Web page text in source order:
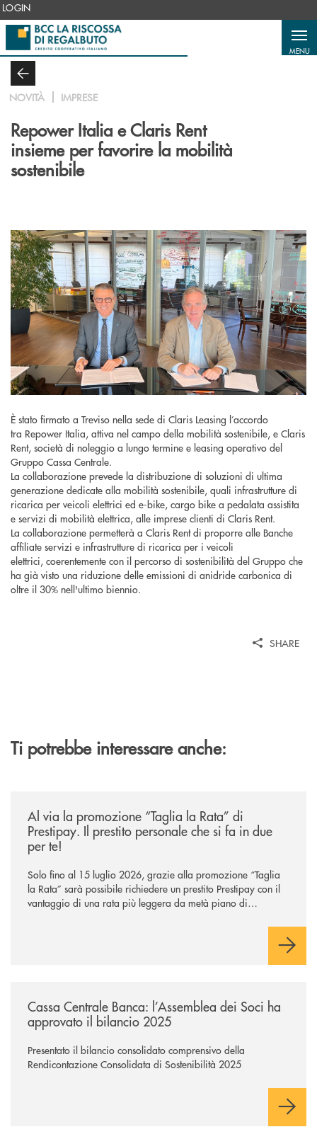
Salta al contenuto principale
LOGIN
MENU
NOVITÀ IMPRESE
Repower Italia e Claris Rent
insieme per favorire la mobilità
sostenibile
È stato firmato a Treviso nella sede di Claris Leasing l’accordo
tra Repower Italia, attiva nel campo della mobilità sostenibile, e Claris
Rent, società di noleggio a lungo termine e leasing operativo del
Gruppo Cassa Centrale.
La collaborazione prevede la distribuzione di soluzioni di ultima
generazione dedicate alla mobilità sostenibile, quali infrastrutture di
ricarica per veicoli elettrici ed e-bike, cargo bike a pedalata assistita
e servizi di mobilità elettrica, alle imprese clienti di Claris Rent.
La collaborazione permetterà a Claris Rent di proporre alle Banche
affiliate servizi e infrastrutture di ricarica per i veicoli
elettrici, coerentemente con il percorso di sostenibilità del Gruppo che
ha già visto una riduzione delle emissioni di anidride carbonica di
oltre il 30% nell'ultimo biennio.
SHARE
Ti potrebbe interessare anche:
Al via la promozione “Taglia la Rata” di
Prestipay. Il prestito personale che si fa in due
per te!
Solo fino al 15 luglio 2026, grazie alla promozione “Taglia
la Rata” sarà possibile richiedere un prestito Prestipay con il
vantaggio di una rata più leggera da metà piano di
Cassa Centrale Banca: l’Assemblea dei Soci ha
approvato il bilancio 2025
Presentato il bilancio consolidato comprensivo della
Rendicontazione Consolidata di Sostenibilità 2025